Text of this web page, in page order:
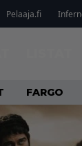
Pelaaja.fi
FARGO